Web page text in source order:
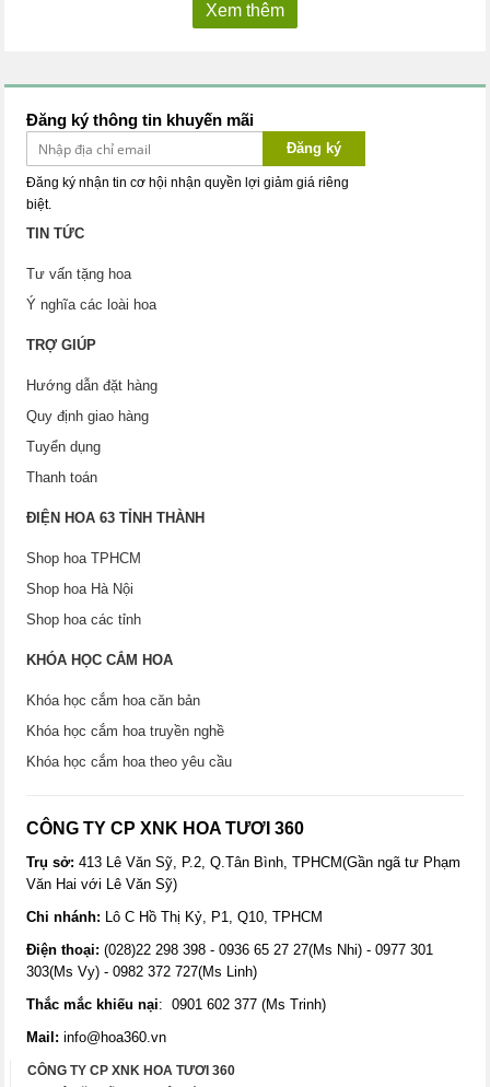
Xem thêm
Đăng ký thông tin khuyến mãi
Đăng ký
Đăng ký nhận tin cơ hội nhận quyền lợi giảm giá riêng
biệt.
TIN TỨC
Tư vấn tặng hoa
Ý nghĩa các loài hoa
TRỢ GIÚP
Hướng dẫn đặt hàng
Quy định giao hàng
Tuyển dụng
Thanh toán
ĐIỆN HOA 63 TỈNH THÀNH
Shop hoa TPHCM
Shop hoa Hà Nội
Shop hoa các tỉnh
KHÓA HỌC CẮM HOA
Khóa học cắm hoa căn bản
Khóa học cắm hoa truyền nghề
Khóa học cắm hoa theo yêu cầu
CÔNG TY CP XNK HOA TƯƠI 360
Trụ sở:413 Lê Văn Sỹ, P.2, Q.Tân Bình, TPHCM(Gần ngã tư Phạm
Văn Hai với Lê Văn Sỹ)
Chi nhánh: Lô C Hồ Thị Kỷ, P1, Q10, TPHCM
Điện thoại: (028)22 298 398 - 0936 65 27 27(Ms Nhi) - 0977 301
303(Ms Vy) - 0982 372 727(Ms Linh)
Thắc mắc khiếu nại: 0901 602 377 (Ms Trinh)
Mail: info@hoa360.vn
CÔNG TY CP XNK HOA TƯƠI 360